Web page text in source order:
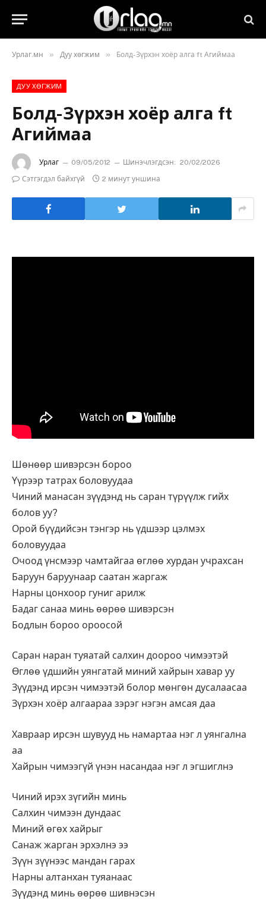
Урлаг.мн » Дуу хөгжим » Болд-Зүрхэн хоёр алга ft Агиймаа
ДУУ ХӨГЖИМ
Болд-Зүрхэн хоёр алга ft
Агиймаа
Урлаг 09/05/2012 Шинэчлэгдсэн: 20/02/2026
Сэтгэгдэл байхгүй
2 минут уншина
Шөнөөр шивэрсэн бороо
Үүрээр татрах боловуудаа
Чиний манасан зүүдэнд нь саран түрүүлж гийх
болов уу?
Орой бүүдийсэн тэнгэр нь үдшээр цэлмэх
боловуудаа
Очоод үнсмээр чамтайгаа өглөө хурдан учрахсан
Баруун баруунаар саатан жаргаж
Нарны цонхоор гуниг арилж
Бадаг санаа минь өөрөө шивэрсэн
Бодлын бороо ороосой
Саран наран туяатай салхин доороо чимээтэй
Өглөө үдшийн уянгатай миний хайрын хавар уу
Зүүдэнд ирсэн чимээтэй болор мөнгөн дусалаасаа
Зүрхэн хоёр алгаараа зэрэг нэгэн амсая даа
Хавраар ирсэн шувууд нь намартаа нэг л уянгална
аа
Хайрын чимээгүй үнэн насандаа нэг л эгшиглнэ
Чиний ирэх зүгийн минь
Салхин чимээн дундаас
Миний өгөх хайрыг
Санаж жарган эрхэлнэ ээ
Зүүн зүүнээс мандан гарах
Нарны алтанхан туяанаас
Зүүдэнд минь өөрөө шивнэсэн